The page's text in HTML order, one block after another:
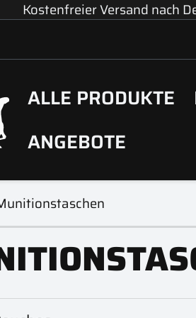
Kostenfreier Versand nach
ALLE PRODUKTE
ANGEBOTE